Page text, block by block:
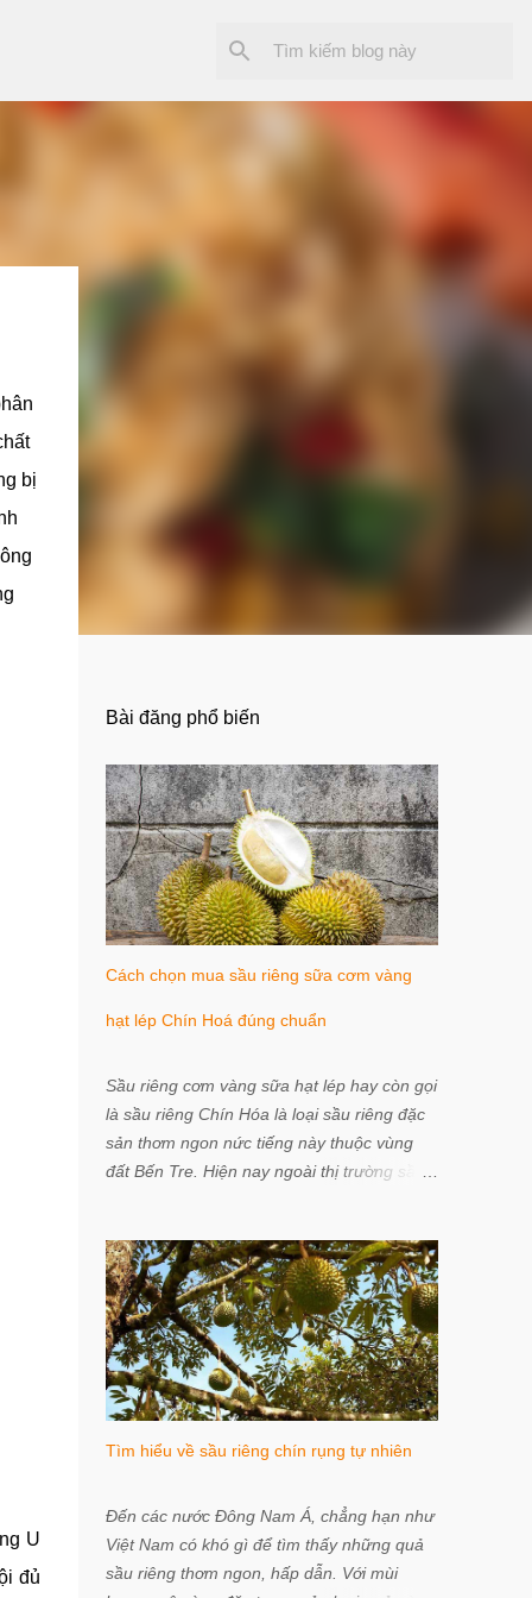
bị
U
đủ
Bài đăng phổ biến
Cách chọn mua sầu riêng sữa cơm vàng
hạt lép Chín Hoá đúng chuẩn
Sầu riêng cơm vàng sữa hạt lép hay còn gọi
là sầu riêng Chín Hóa là loại sầu riêng đặc
sản thơm ngon nức tiếng này thuộc vùng
đất Bến Tre. Hiện nay ngoài thị trường sầu
sầu riêng giống gì; Ri6 (số hột lép 85-90%),
Monthong (hột lép 95-100%), Cơm vàng
sữa hạt lép (hột lép 95-100%). Làm sao để
chọn mua được sầu riêng sữa cơm vàng hạt
lép Chín Hoá đúng chuẩn, hãy tham khảo
thông tin chia sẻ từ Vietnam Healthiest
vàng hạt lép Chín Hoá thơm ngon nức tiếng
sầu riêng cơm vàng sữa hạt lép và chủ
nhân thương hiệu này là ông Chín Hóa ở
Vĩnh Thành, Chợ Lách, Bến Tre. Tuy nhiên,
Tìm hiểu về sầu riêng chín rụng tự nhiên
Đến các nước Đông Nam Á, chẳng hạn như
Việt Nam có khó gì để tìm thấy những quả
sầu riêng thơm ngon, hấp dẫn. Với mùi